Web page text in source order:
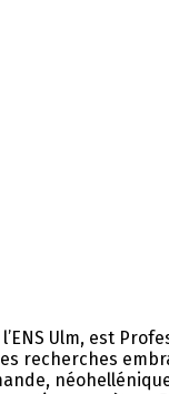
Ulm, est
recherches